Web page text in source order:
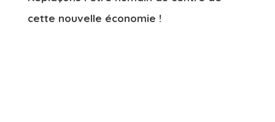
cette nouvelle économie !